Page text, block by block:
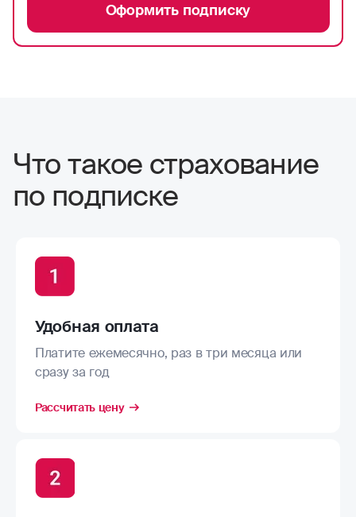
Оформить подписку
Что такое страхование
по подписке
Удобная оплата
Платите ежемесячно, раз в три месяца или
сразу за год
Рассчитать цену